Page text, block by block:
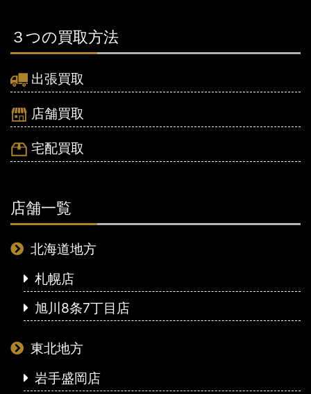
３つの買取方法
出張買取
店舗買取
宅配買取
店舗一覧
北海道地方
札幌店
旭川8条7丁目店
東北地方
岩手盛岡店